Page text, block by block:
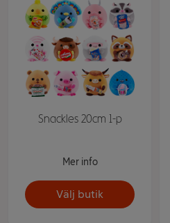
Snackles 20cm 1-p
Mer info
Välj butik